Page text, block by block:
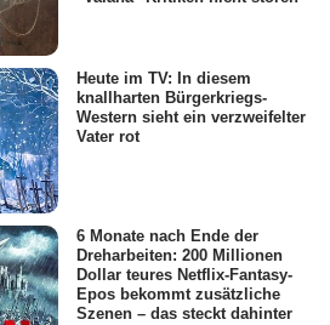
Heute im TV: In diesem
knallharten Bürgerkriegs-
Western sieht ein verzweifelter
Vater rot
6 Monate nach Ende der
Dreharbeiten: 200 Millionen
Dollar teures Netflix-Fantasy-
Epos bekommt zusätzliche
Szenen – das steckt dahinter